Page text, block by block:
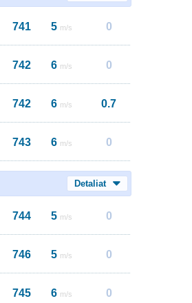
741 5 m/s 0
742 6 m/s 0
742 6 m/s 0.7
743 6 m/s 0
Detaliat
744 5 m/s 0
746 5 m/s 0
745 6 m/s 0